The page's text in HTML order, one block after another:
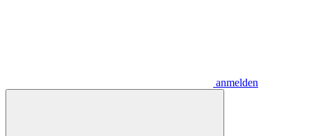
anmelden